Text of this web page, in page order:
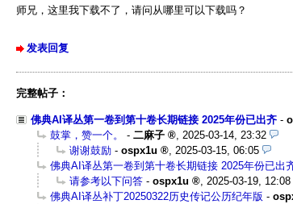
师兄，这里我下载不了，请问从哪里可以下载吗？
发表回复
完整帖子：
佛典AI译丛第一卷到第十卷长期链接 2025年份已出齐 -
鼓掌，赞一个。
- 二麻子
2025-03-14, 23:32
谢谢鼓励 - ospx1u
2025-03-15, 06:05
佛典AI译丛第一卷到第十卷长期链接 2025年份已出
请参考以下问答 - ospx1u
2025-03-19, 12:08
佛典AI译丛补丁20250322历史传记公历纪年版 -